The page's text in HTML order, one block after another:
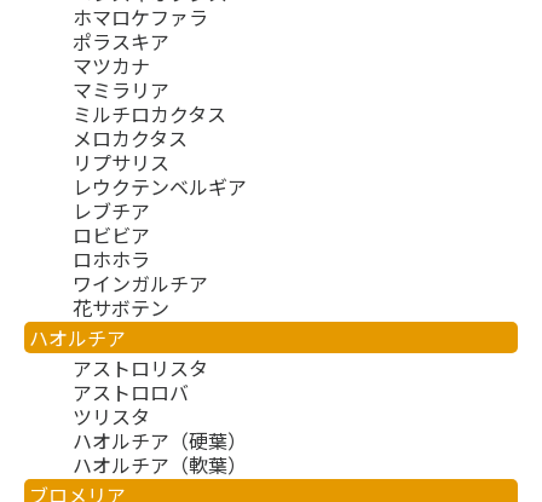
ホマロケファラ
ポラスキア
マツカナ
マミラリア
ミルチロカクタス
メロカクタス
リプサリス
レウクテンベルギア
レブチア
ロビビア
ロホホラ
ワインガルチア
花サボテン
ハオルチア
アストロリスタ
アストロロバ
ツリスタ
ハオルチア（硬葉）
ハオルチア（軟葉）
ブロメリア